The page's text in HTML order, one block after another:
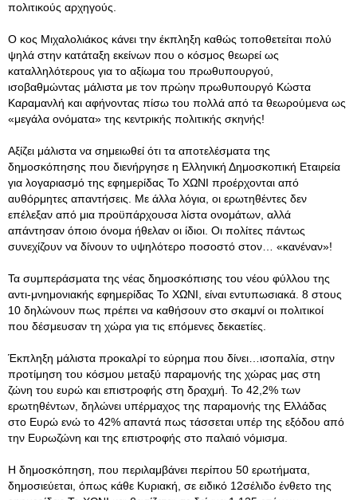
πολιτικούς αρχηγούς.
Ο κος Μιχαλολιάκος κάνει την έκπληξη καθώς τοποθετείται πολύ
ψηλά στην κατάταξη εκείνων που ο κόσμος θεωρεί ως
καταλληλότερους για το αξίωμα του πρωθυπουργού,
ισοβαθμώντας μάλιστα με τον πρώην πρωθυπουργό Κώστα
Καραμανλή και αφήνοντας πίσω του πολλά από τα θεωρούμενα ως
«μεγάλα ονόματα» της κεντρικής πολιτικής σκηνής!
Αξίζει μάλιστα να σημειωθεί ότι τα αποτελέσματα της
δημοσκόπησης που διενήργησε η Ελληνική Δημοσκοπική Εταιρεία
για λογαριασμό της εφημερίδας Το ΧΩΝΙ προέρχονται από
αυθόρμητες απαντήσεις. Με άλλα λόγια, οι ερωτηθέντες δεν
επέλεξαν από μια προϋπάρχουσα λίστα ονομάτων, αλλά
απάντησαν όποιο όνομα ήθελαν οι ίδιοι. Οι πολίτες πάντως
συνεχίζουν να δίνουν το υψηλότερο ποσοστό στον… «κανέναν»!
Τα συμπεράσματα της νέας δημοσκόπισης του νέου φύλλου της
αντι-μνημονιακής εφημερίδας Το ΧΩΝΙ, είναι εντυπωσιακά. 8 στους
10 δηλώνουν πως πρέπει να καθήσουν στο σκαμνί οι πολιτικοί
που δέσμευσαν τη χώρα για τις επόμενες δεκαετίες.
Έκπληξη μάλιστα προκαλρί το εύρημα που δίνει…ισοπαλία, στην
προτίμηση του κόσμου μεταξύ παραμονής της χώρας μας στη
ζώνη του ευρώ και επιστροφής στη δραχμή. Το 42,2% των
ερωτηθέντων, δηλώνει υπέρμαχος της παραμονής της Ελλάδας
στο Ευρώ ενώ το 42% απαντά πως τάσσεται υπέρ της εξόδου από
την Ευρωζώνη και της επιστροφής στο παλαιό νόμισμα.
Η δημοσκόπηση, που περιλαμβάνει περίπου 50 ερωτήματα,
δημοσιεύεται, όπως κάθε Κυριακή, σε ειδικό 12σέλιδο ένθετο της